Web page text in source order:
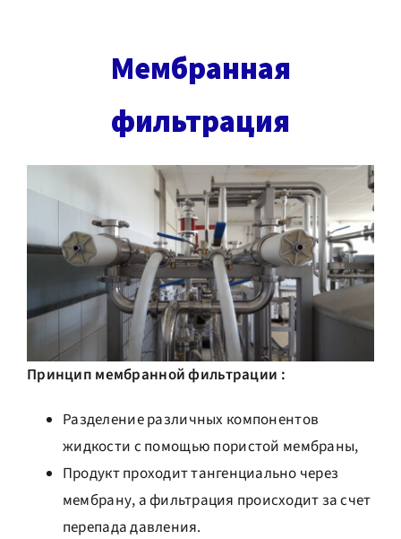
Мембранная
фильтрация
Принцип мембранной фильтрации :
Разделение различных компонентов
жидкости с помощью пористой мембраны,
Продукт проходит тангенциально через
мембрану, а фильтрация происходит за счет
перепада давления.